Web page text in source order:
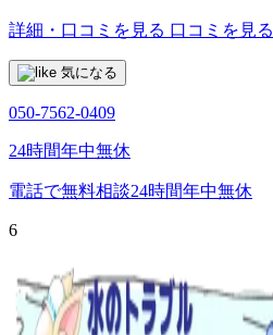
詳細・口コミを見る 口コミを見る
気になる
050-7562-0409
24時間年中無休
電話で無料相談24時間年中無休
6